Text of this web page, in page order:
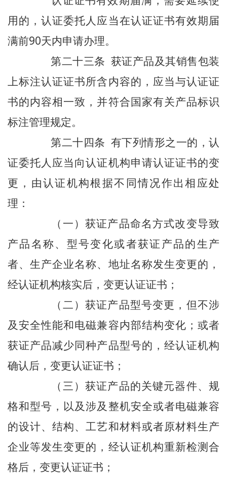
用的，认证委托人应当在认证证书有效期届
满前90天内申请办理。
第二十三条 获证产品及其销售包装
上标注认证证书所含内容的，应当与认证证
书的内容相一致，并符合国家有关产品标识
标注管理规定。
第二十四条 有下列情形之一的，认
证委托人应当向认证机构申请认证证书的变
更，由认证机构根据不同情况作出相应处
理：
（一）获证产品命名方式改变导致
产品名称、型号变化或者获证产品的生产
者、生产企业名称、地址名称发生变更的，
经认证机构核实后，变更认证证书；
（二）获证产品型号变更，但不涉
及安全性能和电磁兼容内部结构变化；或者
获证产品减少同种产品型号的，经认证机构
确认后，变更认证证书；
（三）获证产品的关键元器件、规
格和型号，以及涉及整机安全或者电磁兼容
的设计、结构、工艺和材料或者原材料生产
企业等发生变更的，经认证机构重新检测合
格后，变更认证证书；